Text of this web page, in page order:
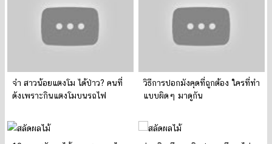
จำ สาวน้อยแตงโม ได้ป่าว? คนที่
ดังเพราะกินแตงโมบนรถไฟ
วิธีการปอกมังคุดที่ถูกต้อง ใครที่ทำ
แบบผิดๆ มาดูกัน